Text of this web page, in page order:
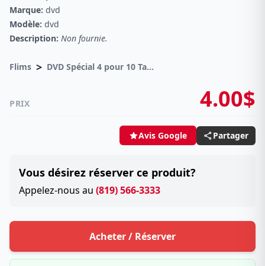
Marque: dvd
Modèle: dvd
Description: Non fournie.
Flims > DVD Spécial 4 pour 10 Taxes incluses sur -4.00$
PRIX 4.00$
Avis Google Partager
Vous désirez réserver ce produit?
Appelez-nous au (819) 566-3333
Acheter / Réserver